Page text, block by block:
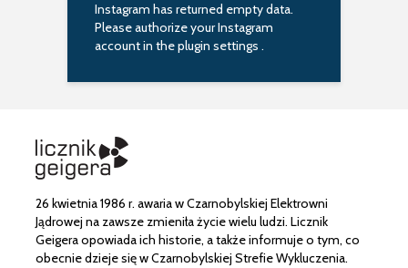
Instagram has returned empty data.
Please authorize your Instagram
account in theplugin settings .
26 kwietnia 1986 r. awaria w Czarnobylskiej Elektrowni
Jądrowej na zawsze zmieniła życie wielu ludzi. Licznik
Geigera opowiada ich historie, a także informuje o tym, co
obecnie dzieje się w Czarnobylskiej Strefie Wykluczenia.